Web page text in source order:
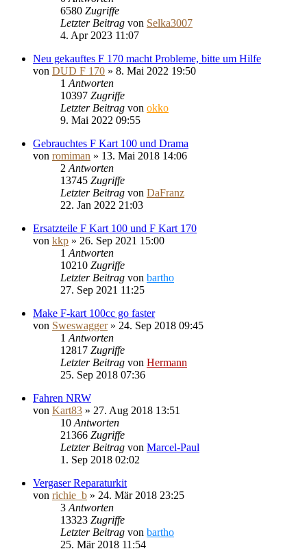
6580 Zugriffe
Letzter Beitrag von Selka3007
4. Apr 2023 11:07
Neu gekauftes F 170 macht Probleme, bitte um Hilfe
von DUD F 170 » 8. Mai 2022 19:50
1 Antworten
10397 Zugriffe
Letzter Beitrag von okko
9. Mai 2022 09:55
Gebrauchtes F Kart 100 und Drama
von romiman » 13. Mai 2018 14:06
2 Antworten
13745 Zugriffe
Letzter Beitrag von DaFranz
22. Jan 2022 21:03
Ersatzteile F Kart 100 und F Kart 170
von kkp » 26. Sep 2021 15:00
1 Antworten
10210 Zugriffe
Letzter Beitrag von bartho
27. Sep 2021 11:25
Make F-kart 100cc go faster
von Sweswagger» 24. Sep 2018 09:45
1 Antworten
12817 Zugriffe
Letzter Beitrag von Hermann
25. Sep 2018 07:36
Fahren NRW
von Kart83 » 27. Aug 2018 13:51
10 Antworten
21366 Zugriffe
Letzter Beitrag von Marcel-Paul
1. Sep 2018 02:02
Vergaser Reparaturkit
von richie_b » 24. Mär 2018 23:25
3 Antworten
13323 Zugriffe
Letzter Beitrag von bartho
25. Mär 2018 11:54